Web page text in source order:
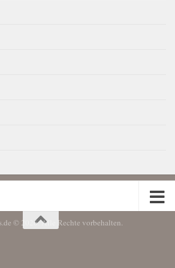
© 2026. Alle Rechte vorbehalten.